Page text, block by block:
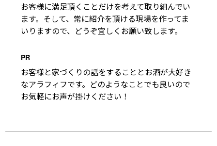
お客様に満足頂くことだけを考えて取り組んでい
ます。そして、常に紹介を頂ける現場を作ってま
いりますので、どうぞ宜しくお願い致します。
PR
お客様と家づくりの話をすることとお酒が大好き
なアラフィフです。どのようなことでも良いので
お気軽にお声が掛けください！